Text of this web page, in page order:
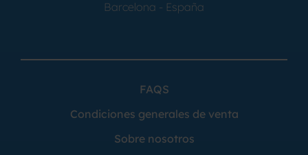
Barcelona - España
FAQS
Condiciones generales de venta
Sobre nosotros